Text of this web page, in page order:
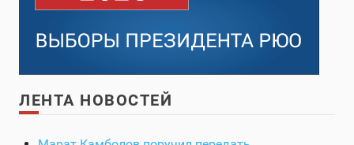
ЛЕНТА НОВОСТЕЙ